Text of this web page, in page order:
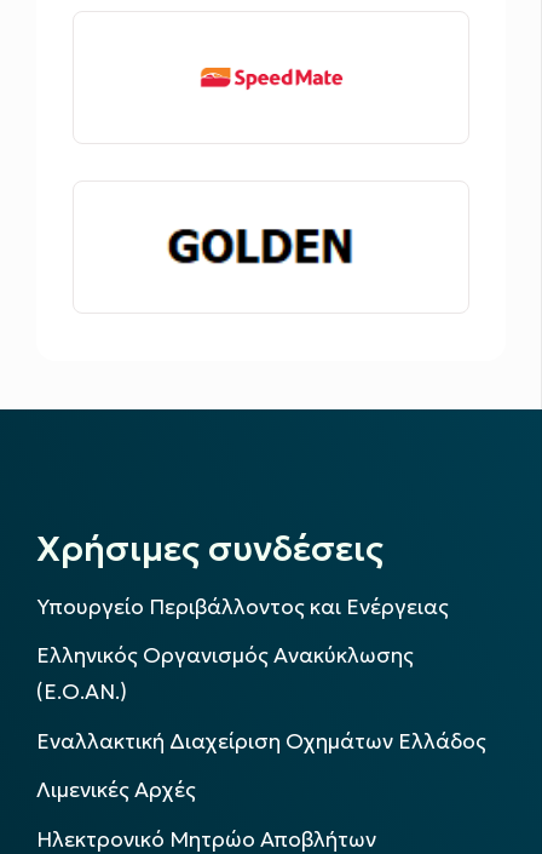
Χρήσιμες συνδέσεις
Υπουργείο Περιβάλλοντος και Ενέργειας
Ελληνικός Οργανισμός Ανακύκλωσης
(Ε.Ο.ΑΝ.)
Εναλλακτική Διαχείριση Οχημάτων Ελλάδος
Λιμενικές Αρχές
Ηλεκτρονικό Μητρώο Αποβλήτων